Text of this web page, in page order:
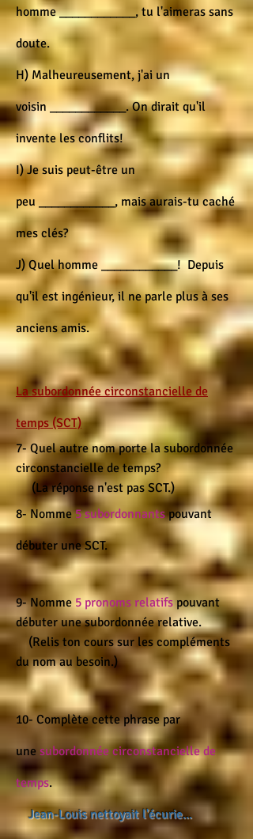
homme ____________, tu l'aimeras sans
doute.
H) Malheureusement, j'ai un
voisin ____________. On dirait qu'il
invente les conflits!
I) Je suis peut-être un
peu ____________, mais aurais-tu caché
mes clés?
J) Quel homme ____________! Depuis
qu'il est ingénieur, il ne parle plus à ses
anciens amis.
La subordonnée circonstancielle de
temps (SCT)
7- Quel autre nom porte la subordonnée
circonstancielle de temps?
(La réponse n'est pas SCT.)
8- Nomme5 subordonnantspouvant
débuter une SCT.
9- Nomme 5 pronoms relatifspouvant
débuter une subordonnée relative.
(Relis ton cours sur les compléments
du nom au besoin.)
10- Complète cette phrase par
une subordonnée circonstancielle de
temps.
Jean-Louis nettoyait l'écurie...